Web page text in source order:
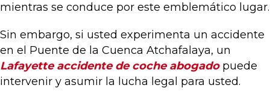
mientras se conduce por este emblemático lugar.
Sin embargo, si usted experimenta un accidente
en el Puente de la Cuenca Atchafalaya, un
Lafayette accidente de coche abogado puede
intervenir y asumir la lucha legal para usted.